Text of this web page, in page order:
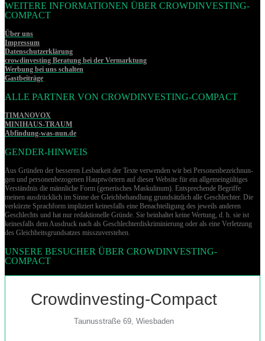
WEITERE INFORMATIONEN ÜBER CROWDINVESTING-
COMPACT
Über uns
Impressum
Datenschutzerklärung
crowdinvesting Beratung bei der Vermarktung
Werbung bei uns schalten
Gastbeiträge
ALLE PARTNER VON CROWDINVESTING-COMPACT
TIMANOVOX
MINIHAUS-TRAUM
Abfindung-was-nun.de
GENDER-HINWEIS
Aus Gründen der besseren Lesbarkeit der Texte verwenden wir bei Per­so­nen­be­zeich­nun­
gen und per­so­nen­be­zo­ge­nen Hauptwörtern auf dieser Website für ein allgemeingültiges
Verständnis die männliche Form (generisches Maskulinum). Entsprechende Begriffe
meinen ausdrücklich im Sinne der Gleichbehandlung grund­sätz­lich alle Geschlechter. Die
verkürzte Sprachform impliziert keinesfalls eine Benachteiligung des jeweils anderen
Geschlechts und hat nur redaktionelle Gründe. Sie beinhaltet keine Wertung, d. h. sie ist
keinesfalls dem Ausdruck nach als Geschlechterdiskriminierung oder als eine Verletzung
des Gleich­heits­grund­sat­zes misszuverstehen.
UNSERE BESUCHER ÜBER CROWDINVESTING-
COMPACT
Crowdinvesting-Compact
Taunusstraße 69, Wiesbaden